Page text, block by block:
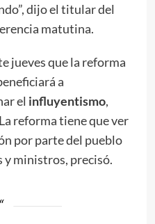
dijo el titular del
matutina.
jueves que la reforma
a
el influyentismo,
reforma tiene que ver
por parte del pueblo
y ministros, precisó.